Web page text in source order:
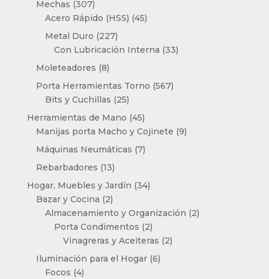
Mechas 307307
productos
Acero Rápido (HSS) 4545
Metal Duro 227227
productos
Con Lubricación Interna 3333
Moleteadores 88
productos
Porta Herramientas Torno 567567
Bits y Cuchillas 2525
productos
Herramientas de Mano 4545
productos
Manijas porta Macho y Cojinete 99
Máquinas Neumáticas 77
Rebarbadores 1313
productos
Hogar, Muebles y Jardín 3434
Bazar y Cocina 22
productos
Almacenamiento y Organización 22
Porta Condimentos 22
productos
Vinagreras y Aceiteras 22
Iluminación para el Hogar 66
Focos 44